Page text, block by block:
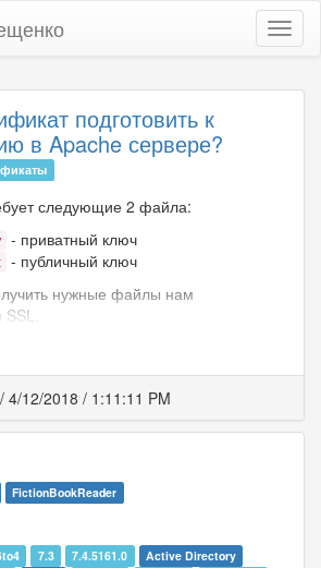
подготовить к
в Apache сервере?
следующие 2 файла:
- приватный ключ
- публичный ключ
нужные файлы нам
/ 4/12/2018 / 1:11:11 PM
FictionBookReader
7.3 7.4.5161.0
Active Directory